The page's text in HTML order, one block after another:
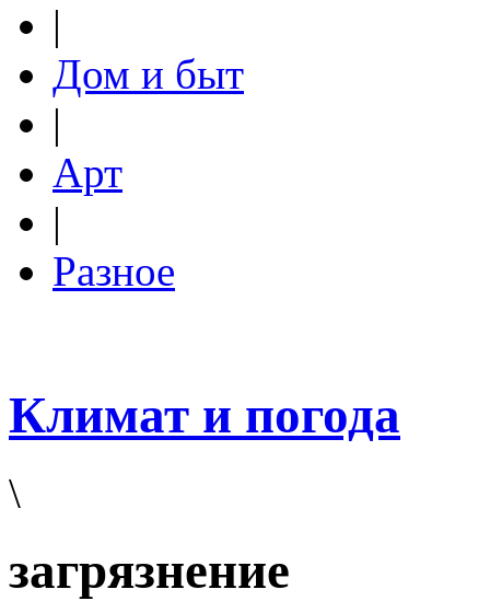
|
Дом и быт
|
Арт
|
Разное
Климат и погода
\
загрязнение